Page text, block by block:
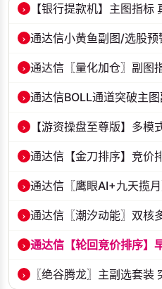
›
›
›
›
›
›
›
›
›
›